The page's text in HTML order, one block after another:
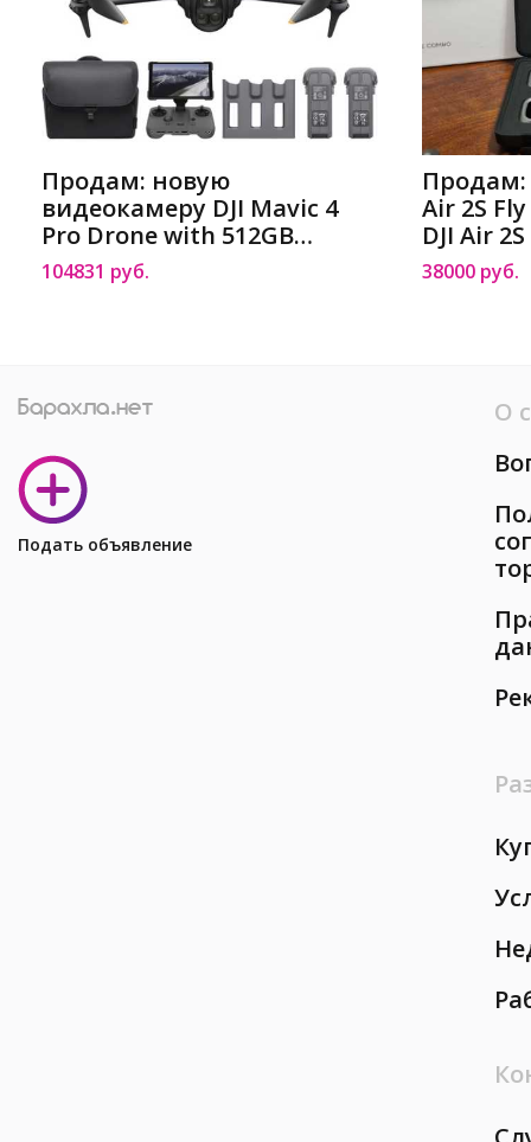
Продам: новую
видеокамеру DJI Mavic 4
Pro Drone with 512GB
Creator DJI Mavic 4 Pro
Drone with 512GB Creator
104831 руб.
Продам:
Air 2S
DJI Air
38000 руб.
Подать объявление
О